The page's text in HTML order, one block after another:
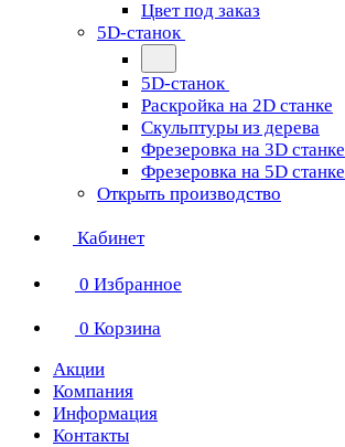
Цвет под заказ
5D-станок
5D-станок
Раскройка на 2D станке
Скульптуры из дерева
Фрезеровка на 3D станке
Фрезеровка на 5D станке
Открыть производство
Кабинет
0 Избранное
0 Корзина
Акции
Компания
Информация
Контакты